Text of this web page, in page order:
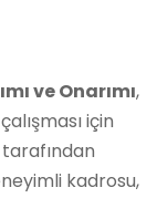
ve Onarımı,
için
kadrosu,